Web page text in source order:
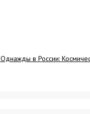
Однажды в России: